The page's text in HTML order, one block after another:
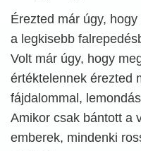
Érezted már úgy,
a legkisebb
Volt már úgy, hogy
értéktelennek érezted
fájdalommal,
Amikor csak bántott a
emberek, mindenki